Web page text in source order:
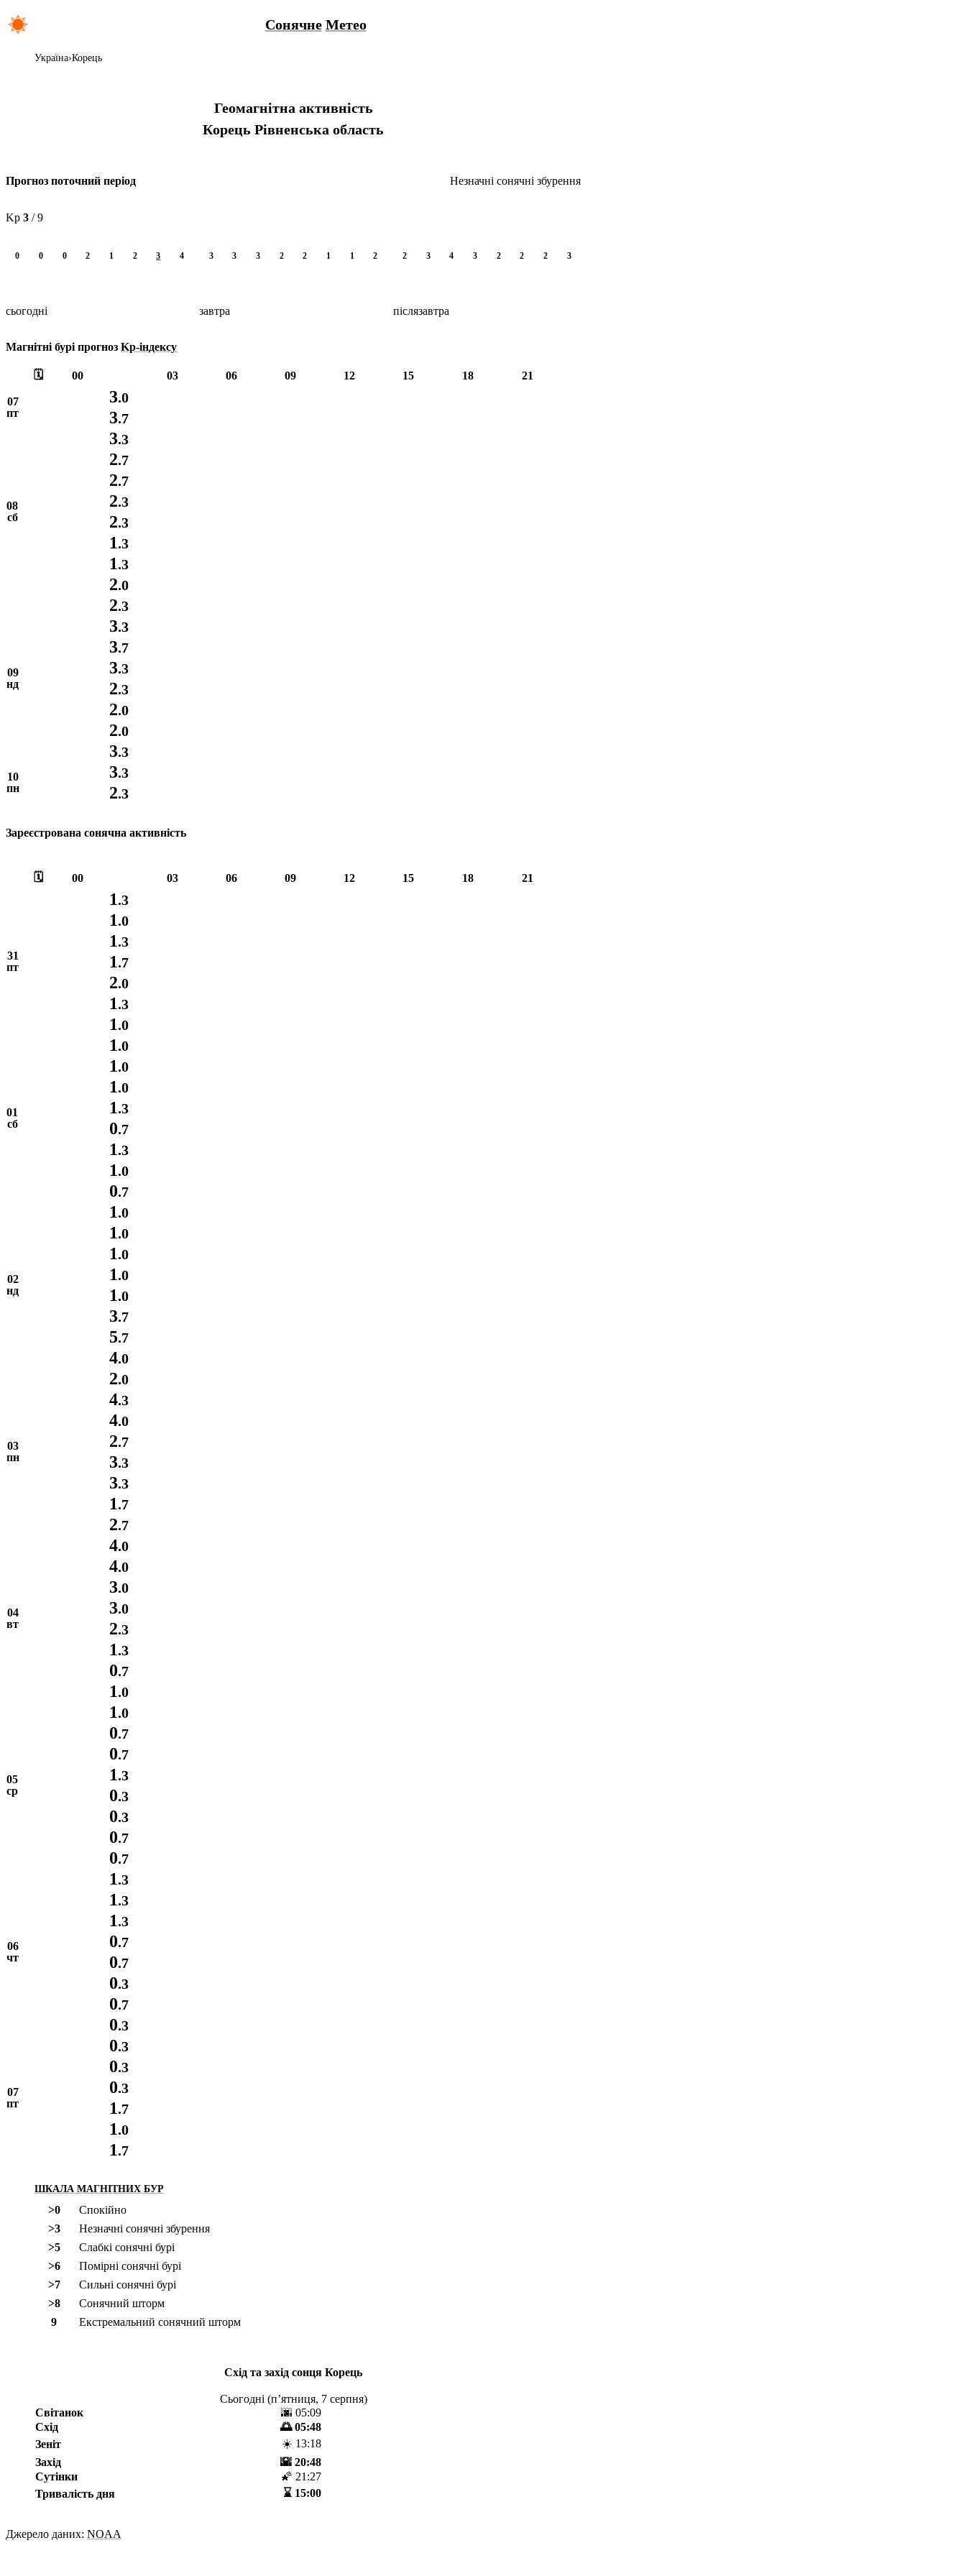
Сонячне Метео
Україна Корець
Геомагнітна активність
Корець Рівненська область
Прогноз поточний період Незначні сонячні збурення
Kp 3 / 9
0 0 0 2 1 2 3 4 3 3 3 2 2 1 1 2 2 3 4 3 2 2 2 3
сьогодні завтра післязавтра
Магнітні бурі прогноз Kp-індексу
🗓️ 00 03 06 09 12 15 18 21
07
пт
3.0
3.7
08
сб
3.3
2.7
2.7
2.3
2.3
1.3
1.3
2.0
09
нд
2.3
3.3
3.7
3.3
2.3
2.0
2.0
3.3
10
пн
3.3
2.3
Зареєстрована сонячна активність
🗓️ 00 03 06 09 12 15 18 21
31
пт
1.3
1.0
1.3
1.7
2.0
1.3
1.0
01
сб
1.0
1.0
1.0
1.3
0.7
1.3
1.0
0.7
02
нд
1.0
1.0
1.0
1.0
1.0
3.7
5.7
4.0
03
пн
2.0
4.3
4.0
2.7
3.3
3.3
1.7
2.7
04
вт
4.0
4.0
3.0
3.0
2.3
1.3
0.7
1.0
05
ср
1.0
0.7
0.7
1.3
0.3
0.3
0.7
0.7
06
чт
1.3
1.3
1.3
0.7
0.7
0.3
0.7
0.3
07
пт
0.3
0.3
0.3
1.7
1.0
1.7
ШКАЛА МАГНІТНИХ БУР
>0
Спокійно
>3
Незначні сонячні збурення
>5
Слабкі сонячні бурі
>6
Помірні сонячні бурі
>7
Сильні сонячні бурі
>8
Сонячний шторм
9
Екстремальний сонячний шторм
Схід та захід сонця Корець
Сьогодні (пʼятниця, 7 серпня)
Світанок
🌆 05:09
Схід
🌅 05:48
Зеніт
☀️ 13:18
Захід
🌇 20:48
Сутінки
🌠 21:27
Тривалість дня
⌛️ 15:00
Джерело даних: NOAA